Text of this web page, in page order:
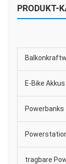
PRODUKT-
E-Bike Akkus
Powerbanks
tragbare